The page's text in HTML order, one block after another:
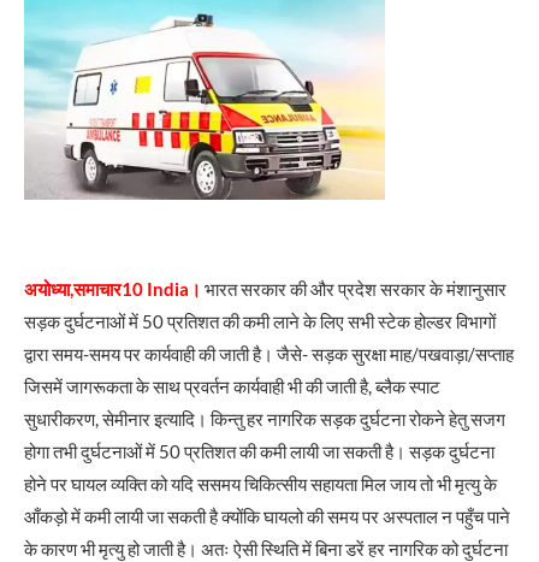
अयोध्या,समाचार10 India। भारत सरकार की और प्रदेश सरकार के मंशानुसार
सड़क दुर्घटनाओं में 50 प्रतिशत की कमी लाने के लिए सभी स्टेक होल्डर विभागों
द्वारा समय-समय पर कार्यवाही की जाती है। जैसे- सड़क सुरक्षा माह/पखवाड़ा/सप्ताह
जिसमें जागरूकता के साथ प्रवर्तन कार्यवाही भी की जाती है, ब्लैक स्पाट
सुधारीकरण, सेमीनार इत्यादि। किन्तु हर नागरिक सड़क दुर्घटना रोकने हेतु सजग
होगा तभी दुर्घटनाओं में 50 प्रतिशत की कमी लायी जा सकती है। सड़क दुर्घटना
होने पर घायल व्यक्ति को यदि ससमय चिकित्सीय सहायता मिल जाय तो भी मृत्यु के
आँकड़ो में कमी लायी जा सकती है क्योंकि घायलो की समय पर अस्पताल न पहुँच पाने
के कारण भी मृत्यु हो जाती है। अतः ऐसी स्थिति में बिना डरें हर नागरिक को दुर्घटना